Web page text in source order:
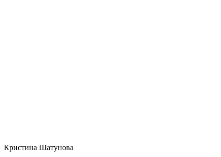
Кристина Шатунова